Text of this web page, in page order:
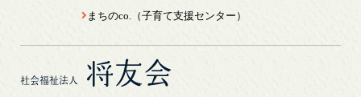
社会福祉法人 将友会
まちのco.（子育て支援センター）